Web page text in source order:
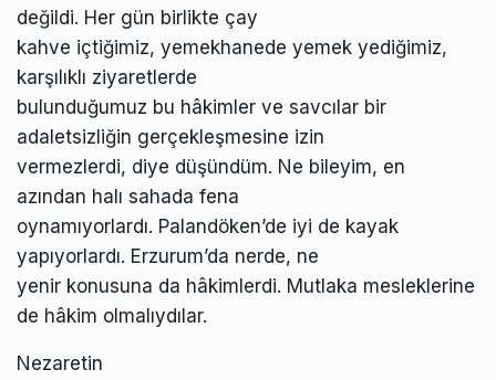
değildi. Her gün birlikte çay
kahve içtiğimiz, yemekhanede yemek yediğimiz,
karşılıklı ziyaretlerde
bulunduğumuz bu hâkimler ve savcılar bir
adaletsizliğin gerçekleşmesine izin
vermezlerdi, diye düşündüm. Ne bileyim, en
azından halı sahada fena
oynamıyorlardı. Palandöken’de iyi de kayak
yapıyorlardı. Erzurum’da nerde, ne
yenir konusuna da hâkimlerdi. Mutlaka mesleklerine
de hâkim olmalıydılar.
Nezaretin